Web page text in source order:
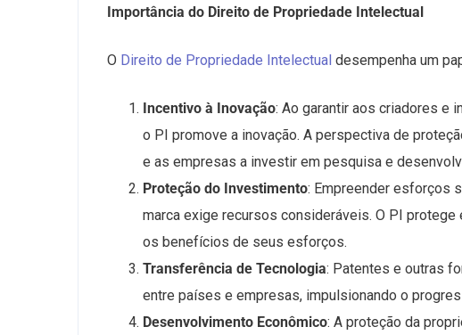
Importância do Direito de Propriedade Intelectual
O Direito de Propriedade Intelectual desempenha um
Incentivo à Inovação: Ao garantir aos criadores e
o PI promove a inovação. A perspectiva de
e as empresas a investir em pesquisa e
Proteção do Investimento: Empreender esforços
marca exige recursos consideráveis. O PI
os benefícios de seus esforços.
Transferência de Tecnologia: Patentes e outras
entre países e empresas, impulsionando o
Desenvolvimento Econômico: A proteção da